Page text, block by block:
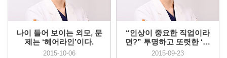
나이 들어 보이는 외모, 문
제는 ‘헤어라인’이다.
2015-10-06
“인상이 중요한 직업이라
면?” 투명하고 또렷한 ‘눈
매’가...
2015-09-23